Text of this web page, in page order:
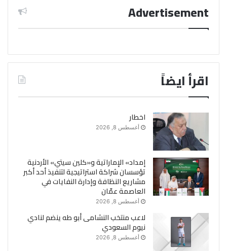
Advertisement
اقرأ ايضاً
اخطار
أغسطس 8, 2026
إمداد» الإماراتية و«كلين سيتي» الأردنية
تؤسسان شراكة استراتيجية لتنفيذ أحد أكبر
مشاريع النظافة وإدارة النفايات في
العاصمة عمّان
أغسطس 8, 2026
لاعب منتخب النشامى أبو طه ينضم لنادي
نيوم السعودي
أغسطس 8, 2026